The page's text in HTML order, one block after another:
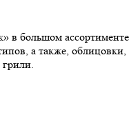
в большом ассортименте
а также, облицовки,